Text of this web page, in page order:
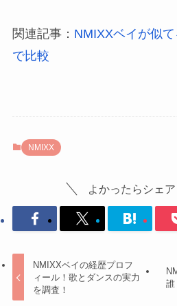
関連記事： NMIXXベイが似
で比較
NMIXX
よかったらシェア
NMIXXベイの経歴プロフ
ィール！歌とダンスの実力
を調査！
誰